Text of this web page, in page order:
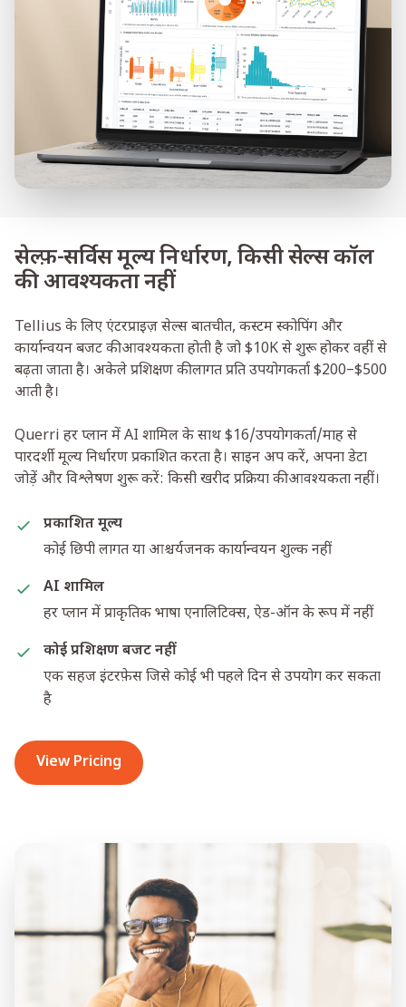
सेल्फ़-सर्विस मूल्य निर्धारण, किसी सेल्स कॉल
की आवश्यकता नहीं
Tellius के लिए एंटरप्राइज़ सेल्स बातचीत, कस्टम स्कोपिंग और
कार्यान्वयन बजट की आवश्यकता होती है जो $10K से शुरू होकर वहीं से
बढ़ता जाता है। अकेले प्रशिक्षण की लागत प्रति उपयोगकर्ता $200–$500
आती है।
Querri हर प्लान में AI शामिल के साथ $16/उपयोगकर्ता/माह से
पारदर्शी मूल्य निर्धारण प्रकाशित करता है। साइन अप करें, अपना डेटा
जोड़ें और विश्लेषण शुरू करें: किसी खरीद प्रक्रिया की आवश्यकता नहीं।
प्रकाशित मूल्य
कोई छिपी लागत या आश्चर्यजनक कार्यान्वयन शुल्क नहीं
AI शामिल
हर प्लान में प्राकृतिक भाषा एनालिटिक्स, ऐड-ऑन के रूप में नहीं
कोई प्रशिक्षण बजट नहीं
एक सहज इंटरफ़ेस जिसे कोई भी पहले दिन से उपयोग कर सकता
है
View Pricing